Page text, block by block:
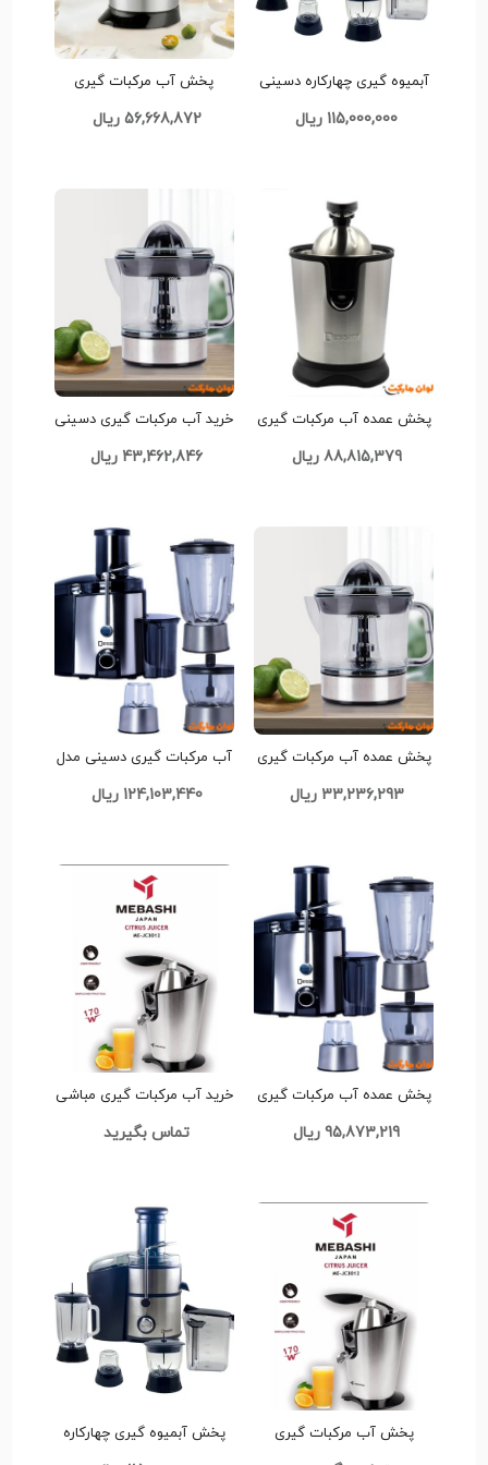
آبمیوه گیری چهارکاره دسینی
G4679
115,000,000 ریال
پخش آب مرکبات گیری
L139 تک و عمده
56,668,872 ریال
پخش عمده آب مرکبات گیری
L191
88,815,379 ریال
خرید آب مرکبات گیری دسینی
عمده
43,462,846 ریال
پخش عمده آب مرکبات گیری
L192
33,236,293 ریال
آب مرکبات گیری دسینی مدل
124,103,440 ریال
پخش عمده آب مرکبات گیری
95,873,219 ریال
خرید آب مرکبات گیری مباشی
کد Z967
تماس بگیرید
پخش آب مرکبات گیری
پخش آبمیوه گیری چهارکاره